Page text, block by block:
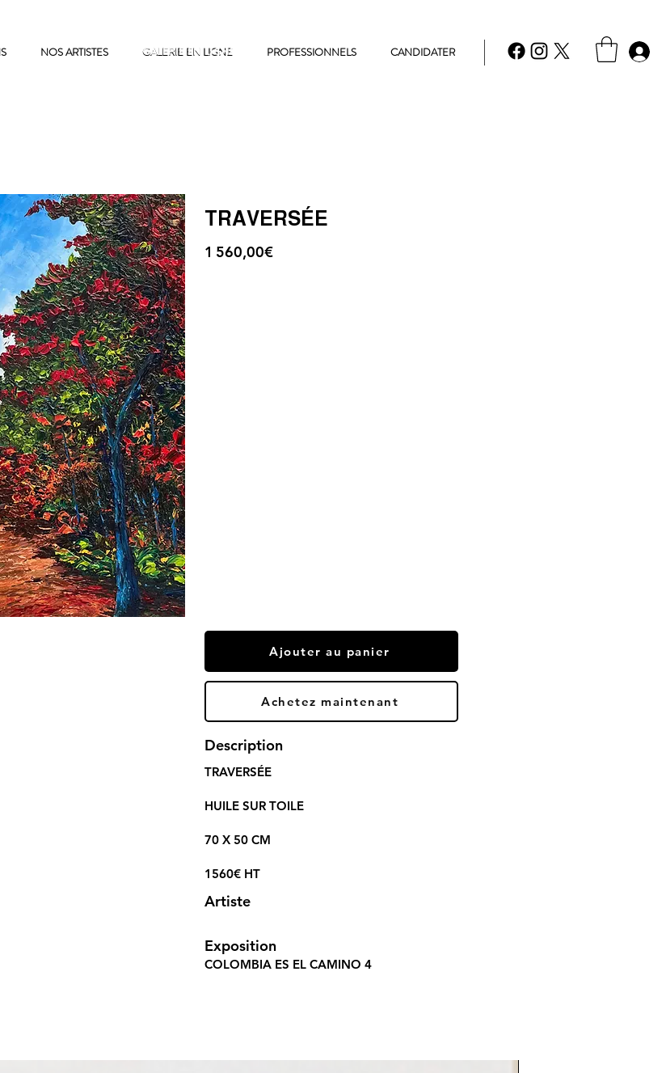
NOS ARTISTES GALERIE EN LIGNE PROFESSIONNELS CANDIDATER
GALERIE EN LIGNE
TRAVERSÉE
1 560,00€
Ajouter au panier
Achetez maintenant
Description
TRAVERSÉE
HUILE SUR TOILE
70 X 50 CM
1560€ HT
Artiste
Exposition
COLOMBIA ES EL CAMINO 4